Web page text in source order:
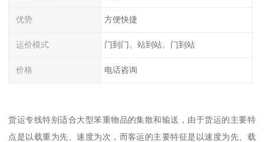
优势 方便快捷
运价模式 门到门、站到站、门到站
价格 电话咨询
货运专线特别适合大型笨重物品的集散和输送，由于货运的主要特
点是以载重为先、速度为次，而客运的主要特征是以速度为先、载